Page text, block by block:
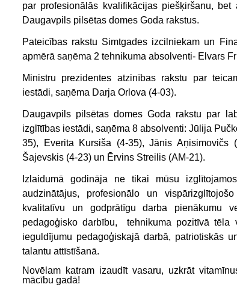
par profesionālās kvalifikācijas piešķiršanu,
Daugavpils pilsētas domes Goda rakstus.
Pateicības rakstu Simtgades izcilniekam un
apmērā saņēma 2 tehnikuma absolventi- Elvars
Ministru prezidentes atzinības rakstu par
iestādi, saņēma Darja Orlova (4-03).
Daugavpils pilsētas domes Goda rakstu par
izglītības iestādi, saņēma 8 absolventi: Jūlija
35), Everita Kursiša (4-35), Jānis Aņisimovičs
Šajevskis (4-23) un Ērvins Streilis (AM-21).
Izlaidumā godināja ne tikai mūsu
audzinātājus, profesionālo un
kvalitatīvu un godprātīgu darba pienākumu
pedagoģisko darbību, tehnikuma pozitīvā tēla
ieguldījumu pedagoģiskajā darbā, patriotiskās
talantu attīstīšanā.
Novēlam katram izaudīt vasaru, uzkrāt
mācību gadā!